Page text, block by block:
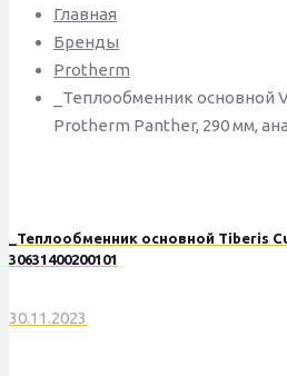
Главная
Бренды
Protherm
_Теплообменник основной
Protherm Panther, 290 мм,
_Теплообменник основной Tiberis
30631400200101
30.11.2023